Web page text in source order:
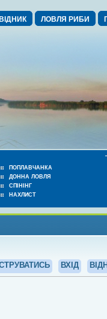
ЛОВЛЯ РИБИ
ПОПЛАВЧАНКА
ДОННА ЛОВЛЯ
СПІНІНГ
НАХЛИСТ
ВХІД